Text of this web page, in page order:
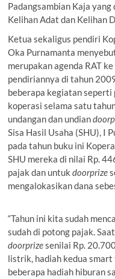
Padangsambian Kaja
Kelihan Adat dan Kelihan
Ketua sekaligus pendiri
Oka Purnamanta
merupakan agenda RAT
pendiriannya di tahun
beberapa kegiatan
koperasi selama satu
undangan dan undian
Sisa Hasil Usaha (SHU), I
pada tahun buku ini
SHU mereka di nilai Rp.
pajak dan untukdoorprize
mengalokasikan dana
“Tahun ini kita sudah
sudah di potong pajak.
doorprizesenilai Rp.
listrik, hadiah kedua smart
beberapa hadiah hiburan